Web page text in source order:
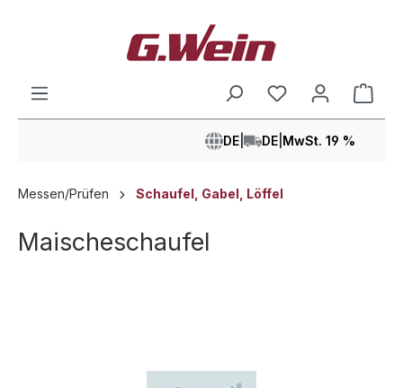
DE DE MwSt. 19 %
Messen/Prüfen Schaufel, Gabel, Löffel
Maischeschaufel